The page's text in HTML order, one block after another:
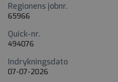
Regionens jobnr.
65966
Quick-nr.
494076
Indrykningsdato
07-07-2026